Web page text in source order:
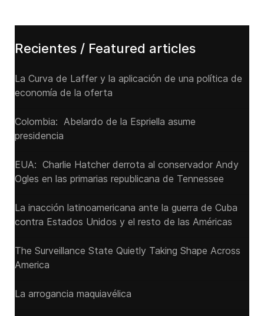
Recientes / Featured articles
La Curva de Laffer y la aplicación de una política de
economía de la oferta
Colombia: Abelardo de la Espriella asume
presidencia
EUA: Charlie Hatcher derrota al conservador Andy
Ogles en las primarias republicana de Tennessee
La inacción latinoamericana ante la guerra de Cuba
contra Estados Unidos y el resto de las Américas
The Surveillance State Quietly Taking Shape Across
America
La arrogancia maquiavélica